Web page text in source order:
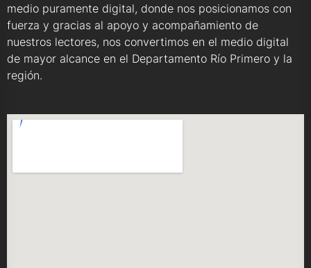
medio puramente digital, donde nos posicionamos con
fuerza y gracias al apoyo y acompañamiento de
nuestros lectores, nos convertimos en el medio digital
de mayor alcance en el Departamento Río Primero y la
región.